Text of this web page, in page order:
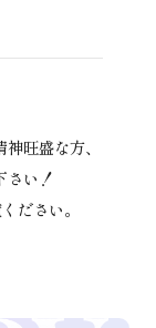
旺盛な方、
さい！
ださい。